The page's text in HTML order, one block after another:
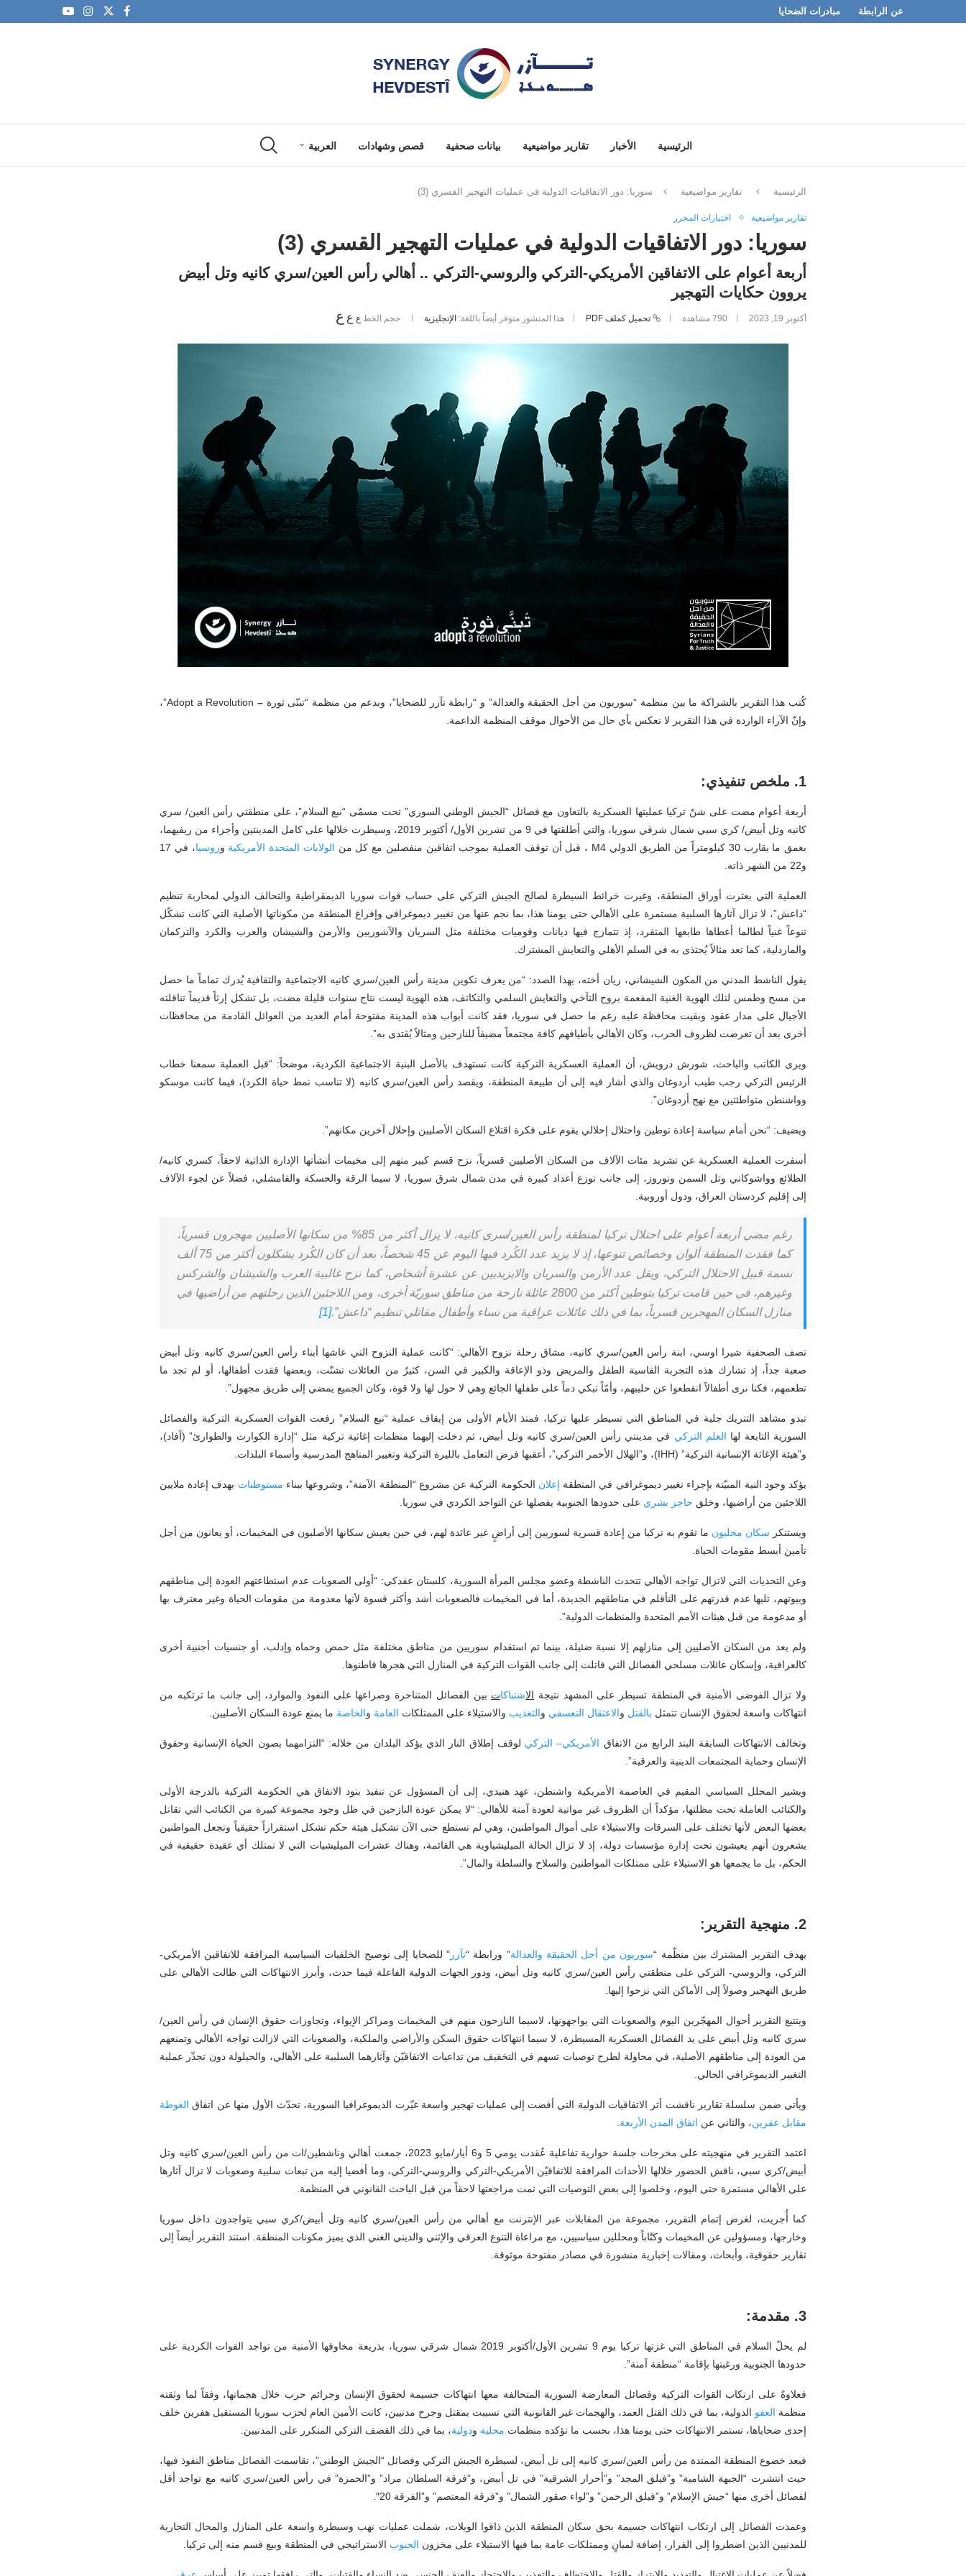
عن الرابطة مبادرات الضحايا
الرئيسية الأخبار تقارير مواضيعية بيانات صحفية قصص وشهادات العربية
الرئيسية تقارير مواضيعية سوريا: دور الاتفاقيات الدولية في عمليات التهجير القسري (3)
تقارير مواضيعية اختيارات المحرر
سوريا: دور الاتفاقيات الدولية في عمليات التهجير القسري (3)
أربعة أعوام على الاتفاقين الأمريكي-التركي والروسي-التركي .. أهالي رأس العين/سري كانيه وتل أبيض
يروون حكايات التهجير
أكتوبر 19, 2023 790 مشاهدة تحميل كملف PDF هذا المنشور متوفر أيضاً باللغة: الإنجليزية حجم الخط ع ع ع
كُتب هذا التقرير بالشراكة ما بين منظمة “سوريون من أجل الحقيقة والعدالة” و “رابطة تآزر للضحايا”، وبدعم من منظمة “تبنّى ثورة –
Adopt a Revolution”،
وإنّ الآراء الواردة في هذا التقرير لا تعكس بأي حال من الأحوال موقف المنظمة الداعمة.
1. ملخص تنفيذي:
أربعة أعوام مضت على شنّ تركيا عمليتها العسكرية بالتعاون مع فصائل “الجيش الوطني السوري” تحت مسمّى “نبع السلام”، على منطقتي رأس العين/ سري
كانيه وتل أبيض/ كري سبي شمال شرقي سوريا، والتي أطلقتها في 9 من تشرين الأول/ أكتوبر 2019، وسيطرت خلالها على كامل المدينتين وأجزاء من ريفيهما،
بعمق ما يقارب 30 كيلومتراً من الطريق الدولي M4 ، قبل أن توقف العملية بموجب اتفاقين منفصلين مع كل من
الولايات المتحدة الأمريكية وروسيا
، في 17
و22 من الشهر ذاته.
العملية التي بعثرت أوراق المنطقة، وغيرت خرائط السيطرة لصالح الجيش التركي على حساب قوات سوريا الديمقراطية والتحالف الدولي لمحاربة تنظيم
“داعش”، لا تزال آثارها السلبية مستمرة على الأهالي حتى يومنا هذا، بما نجم عنها من تغيير ديموغرافي وإفراغ المنطقة من مكوناتها الأصلية التي كانت تشكّل
تنوعاً غنياً لطالما أعطاها طابعها المتفرد، إذ تتمازج فيها ديانات وقوميات مختلفة مثل السريان والآشوريين والأرمن والشيشان والعرب والكرد والتركمان
والماردلية، كما تعد مثالاً يُحتذى به في السلم الأهلي والتعايش المشترك.
يقول الناشط المدني من المكون الشيشاني، ريان أخته، بهذا الصدد: “من يعرف تكوين مدينة رأس العين/سري كانيه الاجتماعية والثقافية يُدرك تماماً ما حصل
من مسح وطمس لتلك الهوية الغنية المفعمة بروح التآخي والتعايش السلمي والتكاتف، هذه الهوية ليست نتاج سنوات قليلة مضت، بل تشكل إرثاً قديماً تناقلته
الأجيال على مدار عقود وبقيت محافظة عليه رغم ما حصل في سوريا، فقد كانت أبواب هذه المدينة مفتوحة أمام العديد من العوائل القادمة من محافظات
أخرى بعد أن تعرضت لظروف الحرب، وكان الأهالي بأطيافهم كافة مجتمعاً مضيفاً للنازحين ومثالاً يُقتدى به”.
ويرى الكاتب والباحث، شورش درويش، أن العملية العسكرية التركية كانت تستهدف بالأصل البنية الاجتماعية الكردية، موضحاً: “قبل العملية سمعنا خطاب
الرئيس التركي رجب طيب أردوغان والذي أشار فيه إلى أن طبيعة المنطقة، ويقصد رأس العين/سري كانيه (لا تناسب نمط حياة الكرد)، فيما كانت موسكو
وواشنطن متواطئتين مع نهج أردوغان”.
ويضيف: “نحن أمام سياسة إعادة توطين واحتلال إحلالي يقوم على فكرة اقتلاع السكان الأصليين وإحلال آخرين مكانهم”.
أسفرت العملية العسكرية عن تشريد مئات الآلاف من السكان الأصليين قسرياً، نزح قسم كبير منهم إلى مخيمات أنشأتها الإدارة الذاتية لاحقاً، كسري كانيه/
الطلائع وواشوكاني وتل السمن ونوروز، إلى جانب توزع أعداد كبيرة في مدن شمال شرق سوريا، لا سيما الرقة والحسكة والقامشلي، فضلاً عن لجوء الآلاف
إلى إقليم كردستان العراق، ودول أوروبية.
رغم مضي أربعة أعوام على احتلال تركيا لمنطقة رأس العين/سري كانيه، لا يزال أكثر من 85% من سكانها الأصليين مهجرون قسرياً،
كما فقدت المنطقة ألوان وخصائص تنوعها، إذ لا يزيد عدد الكُرد فيها اليوم عن 45 شخصاً، بعد أن كان الكُرد يشكلون أكثر من 75 ألف
نسمة قبيل الاحتلال التركي، ويقل عدد الأرمن والسريان والايزيديين عن عشرة أشخاص، كما نزح غالبية العرب والشيشان والشركس
وغيرهم، في حين قامت تركيا بتوطين أكثر من 2800 عائلة نازحة من مناطق سوريّة أخرى، ومن اللاجئين الذين رحلتهم من أراضيها في
منازل السكان المهجرين قسرياً، بما في ذلك عائلات عراقية من نساء وأطفال مقاتلي تنظيم “داعش”.[1]
تصف الصحفية شيرا اوسي، ابنة رأس العين/سري كانيه، مشاق رحلة نزوح الأهالي: “كانت عملية النزوح التي عاشها أبناء رأس العين/سري كانيه وتل أبيض
صعبة جداً، إذ تشارك هذه التجربة القاسية الطفل والمريض وذو الإعاقة والكبير في السن، كثيرٌ من العائلات تشتّت، وبعضها فقدت أطفالها، أو لم تجد ما
تطعمهم، فكنا نرى أطفالاً انقطعوا عن حليبهم، وأمّاً تبكي دماً على طفلها الجائع وهي لا حول لها ولا قوة، وكان الجميع يمضي إلى طريق مجهول”.
تبدو مشاهد التتريك جلية في المناطق التي تسيطر عليها تركيا، فمنذ الأيام الأولى من إيقاف عملية “نبع السلام” رفعت القوات العسكرية التركية والفصائل
السورية التابعة لها العلم التركي في مدينتي رأس العين/سري كانيه وتل أبيض، ثم دخلت إليهما منظمات إغاثية تركية مثل “إدارة الكوارث والطوارئ” (آفاد)،
و”هيئة الإغاثة الإنسانية التركية” (IHH)، و”الهلال الأحمر التركي”، أعقبها فرض التعامل بالليرة التركية وتغيير المناهج المدرسية وأسماء البلدات.
يؤكد وجود النية المبيّتة بإجراء تغيير ديموغرافي في المنطقة إعلان الحكومة التركية عن مشروع “المنطقة الآمنة”، وشروعها ببناء مستوطنات بهدف إعادة ملايين
اللاجئين من أراضيها، وخلق حاجز بشري على حدودها الجنوبية يفصلها عن التواجد الكردي في سوريا.
ويستنكر سكان محليون ما تقوم به تركيا من إعادة قسرية لسوريين إلى أراضٍ غير عائدة لهم، في حين يعيش سكانها الأصليون في المخيمات، أو يعانون من أجل
تأمين أبسط مقومات الحياة.
وعن التحديات التي لاتزال تواجه الأهالي تتحدث الناشطة وعضو مجلس المرأة السورية، كلستان عفدكي: “أولى الصعوبات عدم استطاعتهم العودة إلى مناطقهم
وبيوتهم، تليها عدم قدرتهم على التأقلم في مناطقهم الجديدة، أما في المخيمات فالصعوبات أشد وأكثر قسوة لأنها معدومة من مقومات الحياة وغير معترف بها
أو مدعومة من قبل هيئات الأمم المتحدة والمنظمات الدولية”.
ولم يعد من السكان الأصليين إلى منازلهم إلا نسبة ضئيلة، بينما تم استقدام سوريين من مناطق مختلفة مثل حمص وحماه وإدلب، أو جنسيات أجنبية أخرى
كالعراقية، وإسكان عائلات مسلحي الفصائل التي قاتلت إلى جانب القوات التركية في المنازل التي هجرها قاطنوها.
ولا تزال الفوضى الأمنية في المنطقة تسيطر على المشهد نتيجة الاشتباكات بين الفصائل المتناحرة وصراعها على النفوذ والموارد، إلى جانب ما ترتكبه من
انتهاكات واسعة لحقوق الإنسان تتمثل بالقتل والاعتقال التعسفي والتعذيب والاستيلاء على الممتلكات العامة والخاصة ما يمنع عودة السكان الأصليين.
وتخالف الانتهاكات السابقة البند الرابع من الاتفاق الأمريكي– التركي لوقف إطلاق النار الذي يؤكد البلدان من خلاله: “التزامهما بصون الحياة الإنسانية وحقوق
الإنسان وحماية المجتمعات الدينية والعرقية”.
ويشير المحلل السياسي المقيم في العاصمة الأمريكية واشنطن، عهد هنيدي، إلى أن المسؤول عن تنفيذ بنود الاتفاق هي الحكومة التركية بالدرجة الأولى
والكتائب العاملة تحت مظلتها، مؤكداً أن الظروف غير مواتية لعودة آمنة للأهالي: “لا يمكن عودة النازحين في ظل وجود مجموعة كبيرة من الكتائب التي تقاتل
بعضها البعض لأنها تختلف على السرقات والاستيلاء على أموال المواطنين، وهي لم تستطع حتى الآن تشكيل هيئة حكم تشكل استقراراً حقيقياً وتجعل المواطنين
يشعرون أنهم يعيشون تحت إدارة مؤسسات دولة، إذ لا تزال الحالة الميليشياوية هي القائمة، وهناك عشرات الميليشيات التي لا تمتلك أي عقيدة حقيقية في
الحكم، بل ما يجمعها هو الاستيلاء على ممتلكات المواطنين والسلاح والسلطة والمال”.
2. منهجية التقرير:
يهدف التقرير المشترك بين منظّمة “سوريون من أجل الحقيقة والعدالة” ورابطة “تآزر” للضحايا إلى توضيح الخلفيات السياسية المرافقة للاتفاقين الأمريكي-
التركي، والروسي- التركي على منطقتي رأس العين/سري كانيه وتل أبيض، ودور الجهات الدولية الفاعلة فيما حدث، وأبرز الانتهاكات التي طالت الأهالي على
طريق التهجير وصولاً إلى الأماكن التي نزحوا إليها.
ويتتبع التقرير أحوال المهجّرين اليوم والصعوبات التي يواجهونها، لاسيما النازحون منهم في المخيمات ومراكز الإيواء، وتجاوزات حقوق الإنسان في رأس العين/
سري كانيه وتل أبيض على يد الفصائل العسكرية المسيطرة، لا سيما انتهاكات حقوق السكن والأراضي والملكية، والصعوبات التي لازالت تواجه الأهالي وتمنعهم
من العودة إلى مناطقهم الأصلية، في محاولة لطرح توصيات تسهم في التخفيف من تداعيات الاتفاقيّن وآثارهما السلبية على الأهالي، والحيلولة دون تجذّر عملية
التغيير الديموغرافي الحالي.
ويأتي ضمن سلسلة تقارير ناقشت أثر الاتفاقيات الدولية التي أفضت إلى عمليات تهجير واسعة غيّرت الديموغرافيا السورية، تحدّث الأول منها عن اتفاق الغوطة
مقابل عفرين، والثاني عن اتفاق المدن الأربعة
اعتمد التقرير في منهجيته على مخرجات جلسة حوارية تفاعلية عُقدت يومي 5 و6 أيار/مايو 2023، جمعت أهالي وناشطين/ات من رأس العين/سري كانيه وتل
أبيض/كري سبي، ناقش الحضور خلالها الأحداث المرافقة للاتفاقيّن الأمريكي-التركي والروسي-التركي، وما أفضيا إليه من تبعات سلبية وصعوبات لا تزال آثارها
على الأهالي مستمرة حتى اليوم، وخلصوا إلى بعض التوصيات التي تمت مراجعتها لاحقاً من قبل الباحث القانوني في المنظمة.
كما أُجريت، لغرض إتمام التقرير، مجموعة من المقابلات عبر الإنترنت مع أهالي من رأس العين/سري كانيه وتل أبيض/كري سبي يتواجدون داخل سوريا
وخارجها، ومسؤولين عن المخيمات وكتّاباً ومحللين سياسيين، مع مراعاة التنوع العرقي والإثني والديني الغني الذي يميز مكونات المنطقة. استند التقرير أيضاً إلى
تقارير حقوقية، وأبحاث، ومقالات إخبارية منشورة في مصادر مفتوحة موثوقة.
3. مقدمة:
لم يحلّ السلام في المناطق التي غزتها تركيا يوم 9 تشرين الأول/أكتوبر 2019 شمال شرقي سوريا، بذريعة مخاوفها الأمنية من تواجد القوات الكردية على
حدودها الجنوبية ورغبتها بإقامة “منطقة آمنة”.
فعلاوةً على ارتكاب القوات التركية وفصائل المعارضة السورية المتحالفة معها انتهاكات جسيمة لحقوق الإنسان وجرائم حرب خلال هجماتها، وفقاً لما وثقته
منظمة العفو الدولية، بما في ذلك القتل العمد، والهجمات غير القانونية التي تسببت بمقتل وجرح مدنيين، كانت الأمين العام لحزب سوريا المستقبل هفرين خلف
إحدى ضحاياها، تستمر الانتهاكات حتى يومنا هذا، بحسب ما تؤكده منظمات محلية ودولية، بما في ذلك القصف التركي المتكرر على المدنيين.
فبعد خضوع المنطقة الممتدة من رأس العين/سري كانيه إلى تل أبيض، لسيطرة الجيش التركي وفصائل “الجيش الوطني”، تقاسمت الفصائل مناطق النفوذ فيها،
حيث انتشرت “الجبهة الشامية” و”فيلق المجد” و”أحرار الشرقية” في تل أبيض، و”فرقة السلطان مراد” و”الحمزة” في رأس العين/سري كانيه مع تواجد أقل
لفصائل أخرى منها “جيش الإسلام” و”فيلق الرحمن” و”لواء صقور الشمال” و”فرقة المعتصم” و”الفرقة 20″.
وعمدت الفصائل إلى ارتكاب انتهاكات جسيمة بحق سكان المنطقة الذين ذاقوا الويلات، شملت عمليات نهب وسيطرة واسعة على المنازل والمحال التجارية
للمدنيين الذين اضطروا إلى الفرار، إضافة لمبانٍ وممتلكات عامة بما فيها الاستيلاء على مخزون الحبوب الاستراتيجي في المنطقة وبيع قسم منه إلى تركيا.